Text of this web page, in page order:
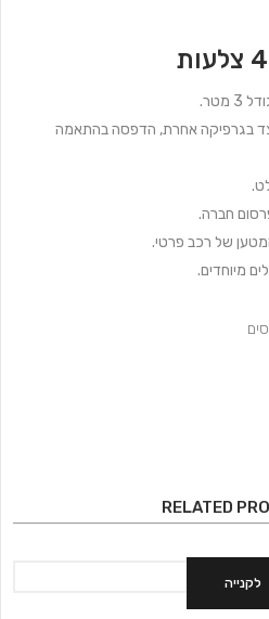
בגרפיקה אחרת, הדפסה בהתאמה
חברה.
של רכב פרטי.
מיוחדים.
RELATED
לקנייה